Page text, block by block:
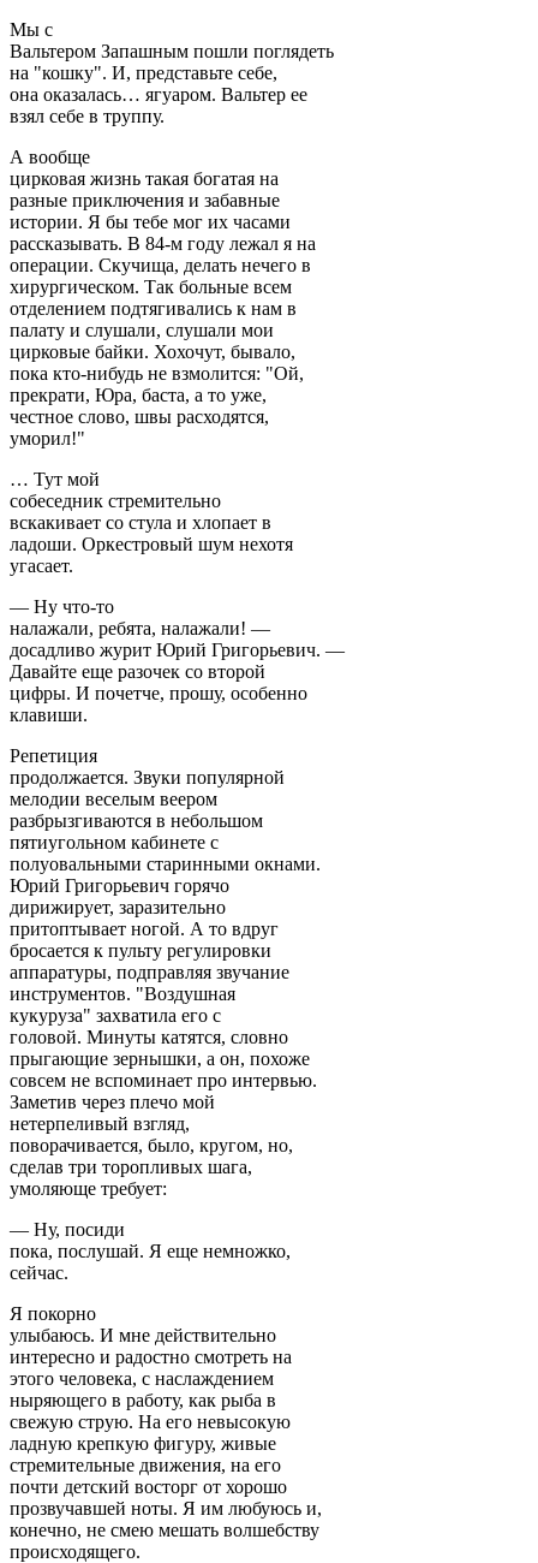
Мы с
Вальтером Запашным пошли поглядеть
на "кошку". И, представьте себе,
она оказалась… ягуаром. Вальтер ее
взял себе в труппу.
А вообще
цирковая жизнь такая богатая на
разные приключения и забавные
истории. Я бы тебе мог их часами
рассказывать. В 84-м году лежал я на
операции. Скучища, делать нечего в
хирургическом. Так больные всем
отделением подтягивались к нам в
палату и слушали, слушали мои
цирковые байки. Хохочут, бывало,
пока кто-нибудь не взмолится: "Ой,
прекрати, Юра, баста, а то уже,
честное слово, швы расходятся,
уморил!"
… Тут мой
собеседник стремительно
вскакивает со стула и хлопает в
ладоши. Оркестровый шум нехотя
угасает.
— Ну что-то
налажали, ребята, налажали! —
досадливо журит Юрий Григорьевич. —
Давайте еще разочек со второй
цифры. И почетче, прошу, особенно
клавиши.
Репетиция
продолжается. Звуки популярной
мелодии веселым веером
разбрызгиваются в небольшом
пятиугольном кабинете с
полуовальными старинными окнами.
Юрий Григорьевич горячо
дирижирует, заразительно
притоптывает ногой. А то вдруг
бросается к пульту регулировки
аппаратуры, подправляя звучание
инструментов. "Воздушная
кукуруза" захватила его с
головой. Минуты катятся, словно
прыгающие зернышки, а он, похоже
совсем не вспоминает про интервью.
Заметив через плечо мой
нетерпеливый взгляд,
поворачивается, было, кругом, но,
сделав три торопливых шага,
умоляюще требует:
— Ну, посиди
пока, послушай. Я еще немножко,
сейчас.
Я покорно
улыбаюсь. И мне действительно
интересно и радостно смотреть на
этого человека, с наслаждением
ныряющего в работу, как рыба в
свежую струю. На его невысокую
ладную крепкую фигуру, живые
стремительные движения, на его
почти детский восторг от хорошо
прозвучавшей ноты. Я им любуюсь и,
конечно, не смею мешать волшебству
происходящего.